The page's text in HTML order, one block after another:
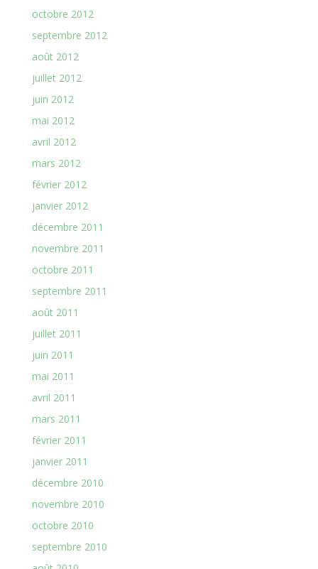
octobre 2012
septembre 2012
août 2012
juillet 2012
juin 2012
mai 2012
avril 2012
mars 2012
février 2012
janvier 2012
décembre 2011
novembre 2011
octobre 2011
septembre 2011
août 2011
juillet 2011
juin 2011
mai 2011
avril 2011
mars 2011
février 2011
janvier 2011
décembre 2010
novembre 2010
octobre 2010
septembre 2010